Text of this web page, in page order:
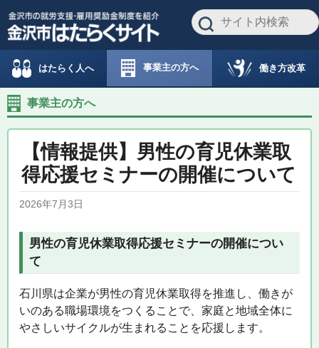
はたらく人へ 事業主の方へ 働き方改革
事業主の方へ
【情報提供】男性の育児休業取
得応援セミナーの開催について
2026年7月3日
男性の育児休業取得応援セミナーの開催につい
て
石川県は企業が男性の育児休業取得を推進し、働きが
いのある職場環境をつくることで、家庭と地域全体に
やさしいサイクルが生まれることを応援します。